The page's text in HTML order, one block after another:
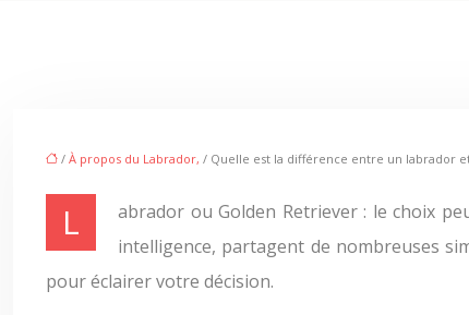
/ À propos du Labrador, / Quelle est la différence entre un labrador
Labrador ou Golden Retriever : le choix peut se révéler complexe pour les futurs maîtres. Ces deux races, extrêmement populaires pour leur douceur et leur
intelligence, partagent de nombreuses
pour éclairer votre décision.